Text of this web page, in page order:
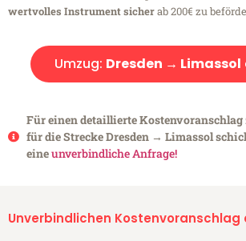
wertvolles Instrument sicherab 200€ zu
Umzug: Dresden → Limassol
Für einen detaillierte
für die Strecke Dresden → Limassol
eineunverbindliche Anfrage!
Unverbindlichen Kostenvoranschlag